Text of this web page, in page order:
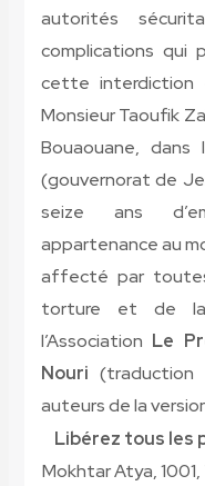
autorités
complications qui
cette interdiction
Monsieur Taoufik
Bouaouane,
(gouvernorat de
seize ans
appartenance au
affecté par
torture et de la
l’Association Le
Nouri
auteurs de la
Libérez tous les
Mokhtar Atya,